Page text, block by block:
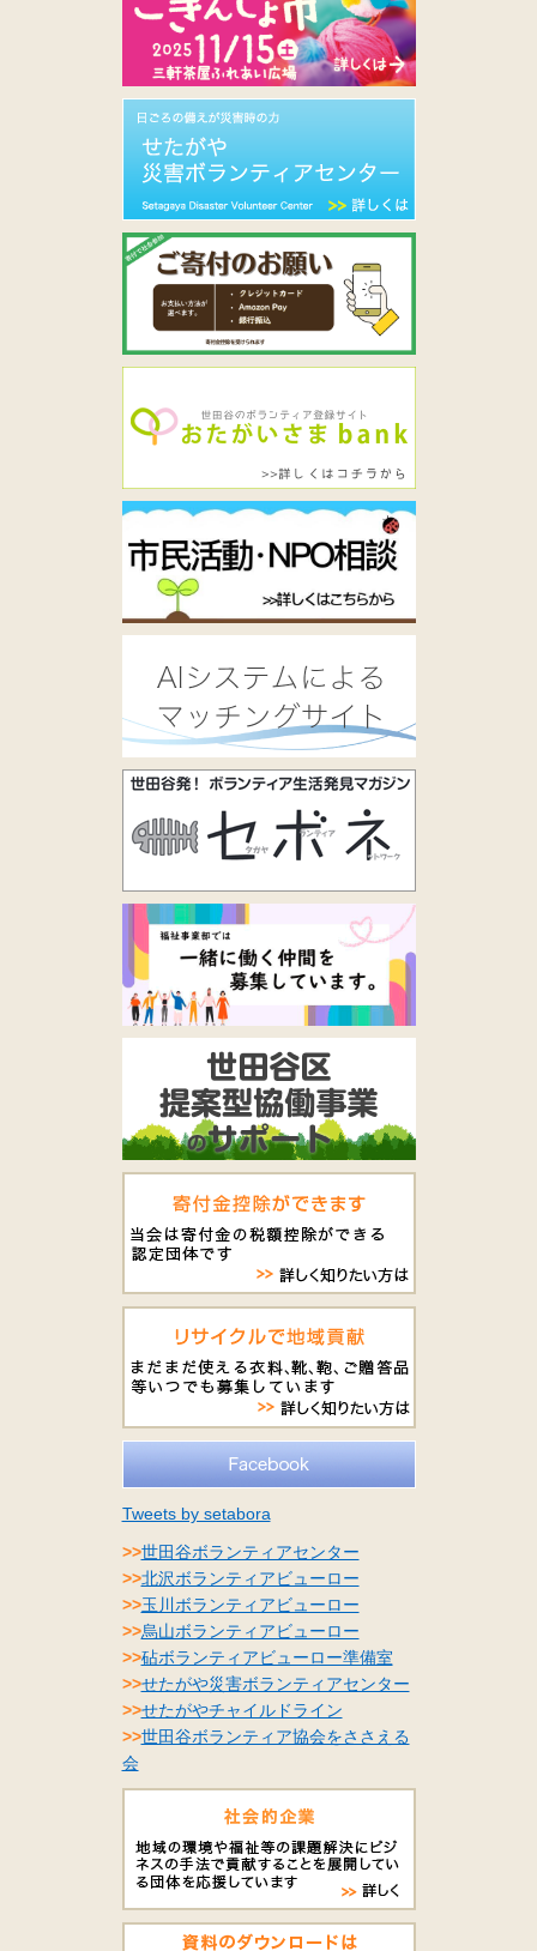
Tweets by setabora
>>世田谷ボランティアセンター
>>北沢ボランティアビューロー
>>玉川ボランティアビューロー
>>烏山ボランティアビューロー
>>砧ボランティアビューロー準備室
>>せたがや災害ボランティアセンター
>>せたがやチャイルドライン
>>世田谷ボランティア協会をささえる
会